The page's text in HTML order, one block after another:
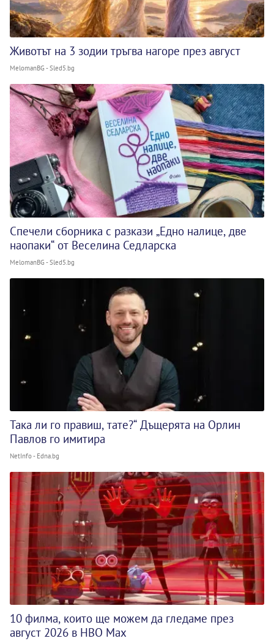
Животът на 3 зодии тръгва нагоре през август
MelomanBG - Sled5.bg
Спечели сборника с разкази „Едно налице, две
наопаки“ от Веселина Седларска
MelomanBG - Sled5.bg
Така ли го правиш, тате?“ Дъщерята на Орлин
Павлов го имитира
NetInfo - Edna.bg
10 филма, които ще можем да гледаме през
август 2026 в HBO Max